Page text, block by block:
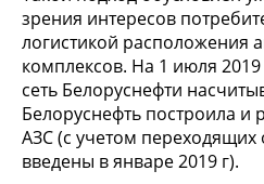
зрения интересов
логистикой расположения
комплексов. На 1 июля
сеть Белоруснефти
Белоруснефть построила и
АЗС (с учетом переходящих
введены в январе 2019 г).